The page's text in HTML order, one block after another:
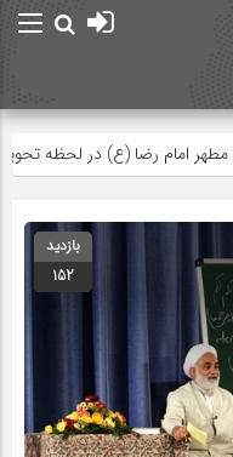
رضا (ع) در لحظه تحویل سال
بازدید
152